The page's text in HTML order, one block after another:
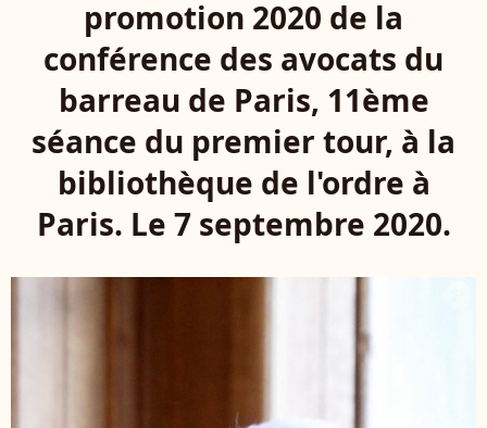
promotion 2020 de la
conférence des avocats du
barreau de Paris, 11ème
séance du premier tour, à la
bibliothèque de l'ordre à
Paris. Le 7 septembre 2020.